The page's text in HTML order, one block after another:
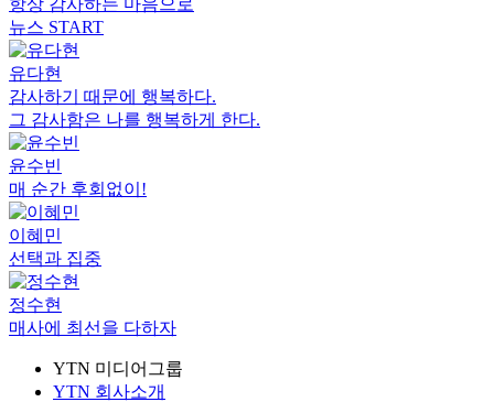
뉴스 START
유다현
감사하기 때문에 행복하다.
그 감사함은 나를 행복하게 한다.
윤수빈
매 순간 후회없이!
이혜민
선택과 집중
정수현
매사에 최선을 다하자
YTN 미디어그룹
YTN 회사소개